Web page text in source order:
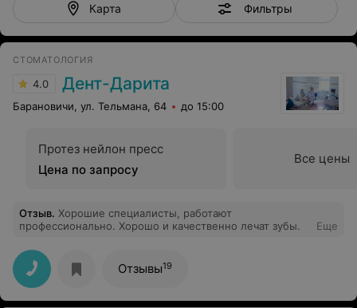
Карта Фильтры
СТОМАТОЛОГИЯ
4.0 Дент-Дарита
Барановичи, ул. Тельмана, 64 до 15:00
Протез нейлон пресс
Цена по запросу
Все цены
Отзыв. Хорошие специалисты, работают
профессионально. Хорошо и качественно лечат зубы.
Еще
Отзывы19